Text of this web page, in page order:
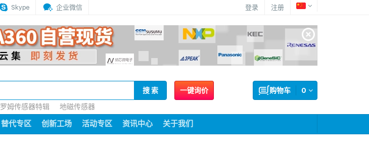
Skype 企业微信 登录 注册
一键询价 0
购物车
搜 索
罗姆传感器特辑 地磁传感器
替代专区 创新工场 活动专区 资讯中心 关于我们